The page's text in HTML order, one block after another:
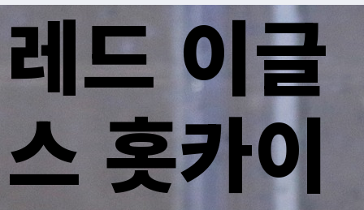
레드 이글
스 홋카이